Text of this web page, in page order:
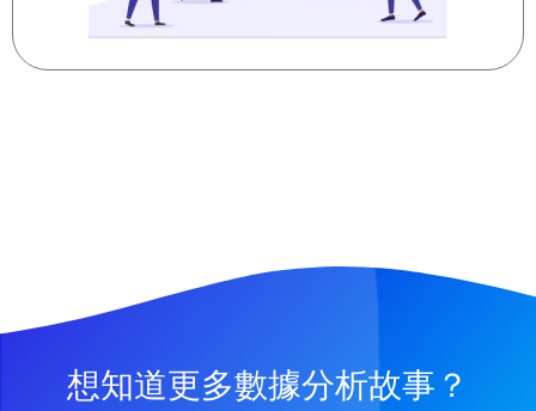
想知道更多數據分析故事？